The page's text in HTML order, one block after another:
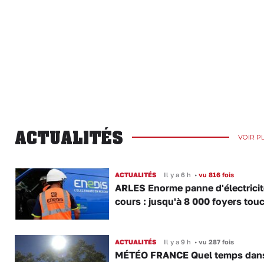
ACTUALITÉS VOIR
ACTUALITÉS Il y a 6 h •vu 816 fois
ARLES Enorme panne
cours : jusqu'à 8 000 foyers
ACTUALITÉS Il y a 9 h •vu 287 fois
MÉTÉO FRANCE Quel temps